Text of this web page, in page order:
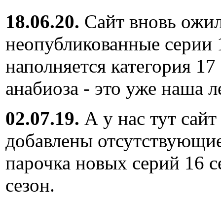
18.06.20. Сайт вновь
неопубликованные серии
наполняется категория
анабиоза - это уже наша
02.07.19. А у нас тут
добавлены
парочка новых серий 16
сезон.